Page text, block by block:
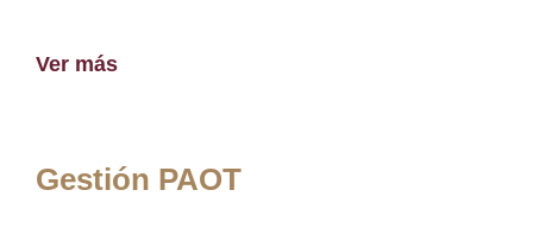
Ver más
Gestión PAOT